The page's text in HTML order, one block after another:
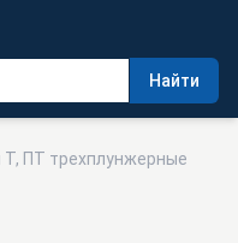
Найти
Т, ПТ трехплунжерные